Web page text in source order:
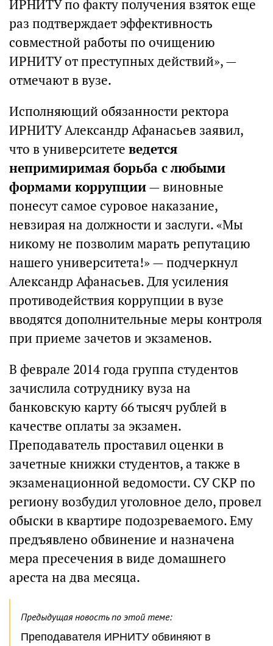
ИРНИТУ по факту получения взяток еще
раз подтверждает эффективность
совместной работы по очищению
ИРНИТУ от преступных действий», —
отмечают в вузе.
Исполняющий обязанности ректора
ИРНИТУ Александр Афанасьев заявил,
что в университете ведется
непримиримая борьба с любыми
формами коррупции— виновные
понесут самое суровое наказание,
невзирая на должности и заслуги. «Мы
никому не позволим марать репутацию
нашего университета!» — подчеркнул
Александр Афанасьев. Для усиления
противодействия коррупции в вузе
вводятся дополнительные меры контроля
при приеме зачетов и экзаменов.
В феврале 2014 года группа студентов
зачислила сотруднику вуза на
банковскую карту 66 тысяч рублей в
качестве оплаты за экзамен.
Преподаватель проставил оценки в
зачетные книжки студентов, а также в
экзаменационной ведомости. СУ СКР по
региону возбудил уголовное дело, провел
обыски в квартире подозреваемого. Ему
предъявлено обвинение и назначена
мера пресечения в виде домашнего
ареста на два месяца.
Предыдущая новость по этой теме:
Преподавателя ИРНИТУ обвиняют в